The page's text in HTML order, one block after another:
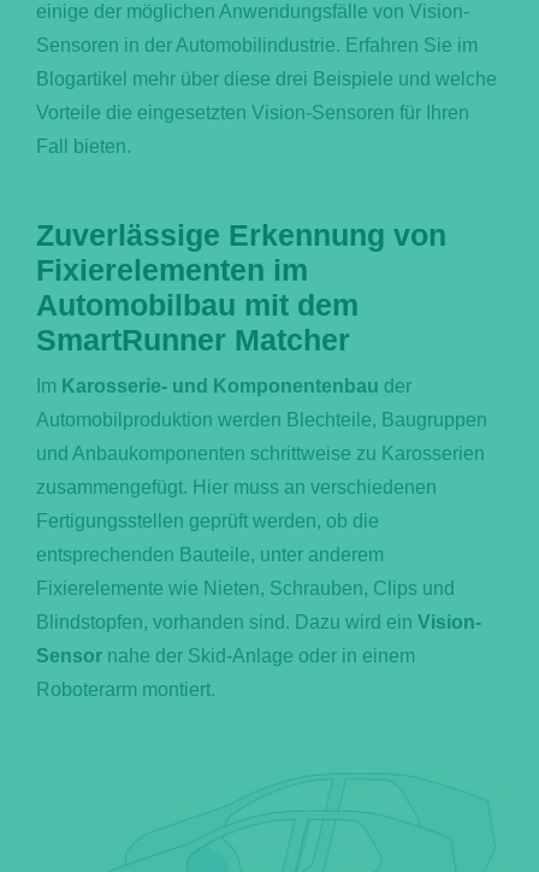
einige der möglichen Anwendungsfälle von Vision-
Sensoren in der Automobilindustrie. Erfahren Sie im
Blogartikel mehr über diese drei Beispiele und welche
Vorteile die eingesetzten Vision-Sensoren für Ihren
Fall bieten.
Zuverlässige Erkennung von
Fixierelementen im
Automobilbau mit dem
SmartRunner Matcher
Im Karosserie- und Komponentenbau der
Automobilproduktion werden Blechteile, Baugruppen
und Anbaukomponenten schrittweise zu Karosserien
zusammengefügt. Hier muss an verschiedenen
Fertigungsstellen geprüft werden, ob die
entsprechenden Bauteile, unter anderem
Fixierelemente wie Nieten, Schrauben, Clips und
Blindstopfen, vorhanden sind. Dazu wird ein Vision-
Sensornahe der Skid-Anlage oder in einem
Roboterarm montiert.